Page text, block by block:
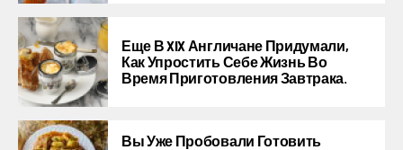
Еще В XIX Англичане Придумали,
Как Упростить Себе Жизнь Во
Время Приготовления Завтрака.
Вы Уже Пробовали Готовить